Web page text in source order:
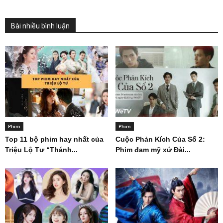
Bài nhiều bình luận
Phim
Top 11 bộ phim hay nhất của
Triệu Lộ Tư “Thánh...
Phim
Cuộc Phản Kích Của Số 2:
Phim đam mỹ xứ Đài...